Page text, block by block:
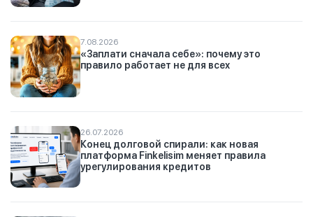
7.08.2026
«Заплати сначала себе»: почему это
правило работает не для всех
26.07.2026
Конец долговой спирали: как новая
платформа Finkelisim меняет правила
урегулирования кредитов